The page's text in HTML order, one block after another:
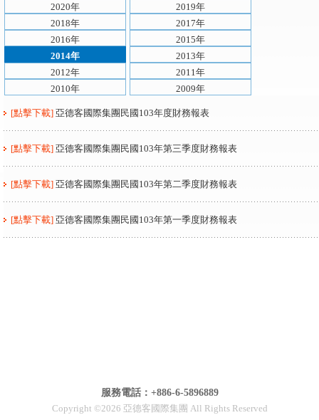
2020年
2019年
2018年
2017年
2016年
2015年
2014年
2013年
2012年
2011年
2010年
2009年
[點擊下載] 亞德客國際集團民國103年度財務報表
[點擊下載] 亞德客國際集團民國103年第三季度財務報表
[點擊下載] 亞德客國際集團民國103年第二季度財務報表
[點擊下載] 亞德客國際集團民國103年第一季度財務報表
服務電話：+886-6-5896889
Copyright ©2026 亞德客國際集團 All Rights Reserved